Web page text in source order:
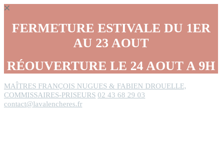
FERMETURE ESTIVALE DU 1ER
AU 23 AOUT
RÉOUVERTURE LE 24 AOUT A 9H
MAÎTRES FRANÇOIS NUGUES & FABIEN DROUELLE,
COMMISSAIRES-PRISEURS 02 43 68 29 03
contact@lavalencheres.fr
Panneau de gestion des cookies